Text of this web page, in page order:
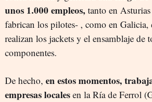
unos 1.000 empleos, tanto en
fabrican los pilotes- , como en Galicia,
realizan los jackets y el ensamblaje de
componentes.
De hecho, en estos momentos,
empresas locales en la Ría de Ferrol